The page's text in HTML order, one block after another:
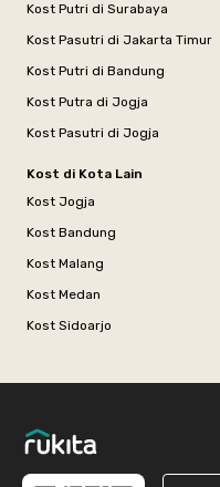
Kost Putri di Surabaya
Kost Pasutri di Jakarta Timur
Kost Putri di Bandung
Kost Putra di Jogja
Kost Pasutri di Jogja
Kost di Kota Lain
Kost Jogja
Kost Bandung
Kost Malang
Kost Medan
Kost Sidoarjo